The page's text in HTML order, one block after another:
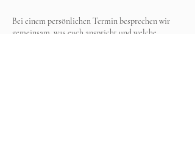
Bei einem persönlichen Termin besprechen wir
gemeinsam, was euch anspricht und welche